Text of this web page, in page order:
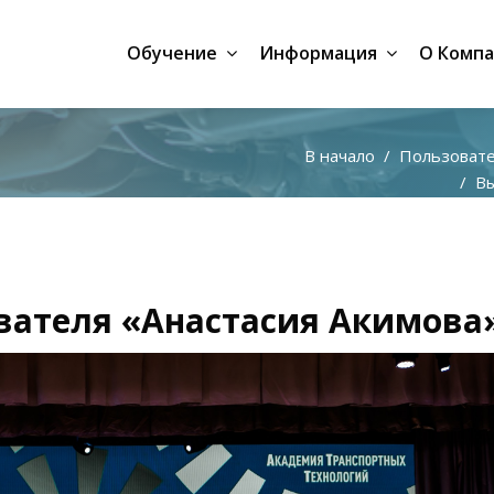
Обучение Информация О
В начало
«Анастасия